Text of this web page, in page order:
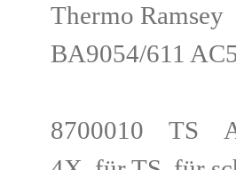
Thermo
BA9054/611
8700010 TS